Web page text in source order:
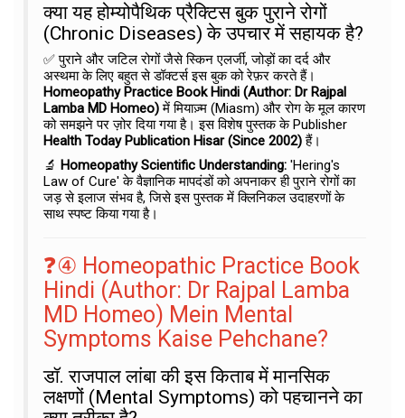
क्या यह होम्योपैथिक प्रैक्टिस बुक पुराने रोगों
(Chronic Diseases) के उपचार में सहायक है?
✅ पुराने और जटिल रोगों जैसे स्किन एलर्जी, जोड़ों का दर्द और
अस्थमा के लिए बहुत से डॉक्टर्स इस बुक को रेफ़र करते हैं।
Homeopathy Practice Book Hindi (Author: Dr Rajpal
Lamba MD Homeo)में मियाज़्म (Miasm) और रोग के मूल कारण
को समझने पर ज़ोर दिया गया है। इस विशेष पुस्तक के Publisher
Health Today Publication Hisar (Since 2002)हैं।
🔬 Homeopathy Scientific Understanding: 'Hering's
Law of Cure' के वैज्ञानिक मापदंडों को अपनाकर ही पुराने रोगों का
जड़ से इलाज संभव है, जिसे इस पुस्तक में क्लिनिकल उदाहरणों के
साथ स्पष्ट किया गया है।
❓④ Homeopathic Practice Book
Hindi (Author: Dr Rajpal Lamba
MD Homeo) Mein Mental
Symptoms Kaise Pehchane?
डॉ. राजपाल लांबा की इस किताब में मानसिक
लक्षणों (Mental Symptoms) को पहचानने का